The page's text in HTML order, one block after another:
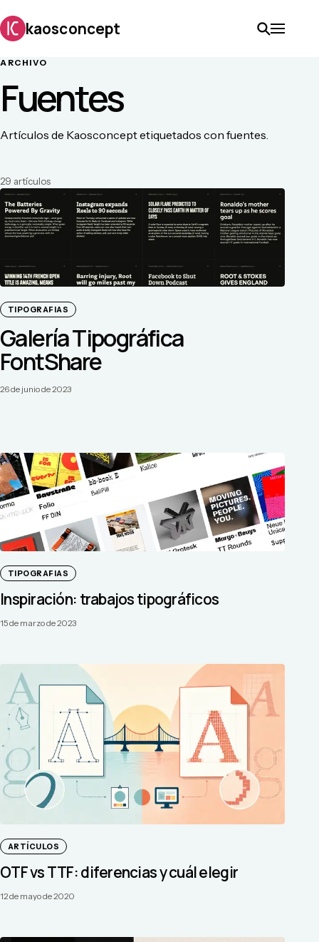
kaosconcept
ARCHIVO
Fuentes
Artículos de Kaosconcept etiquetados con fuentes.
29 artículos
TIPOGRAFIAS
Galería Tipográfica
FontShare
26 de junio de 2023
TIPOGRAFIAS
Inspiración: trabajos tipográficos
15 de marzo de 2023
ARTÍCULOS
OTF vs TTF: diferencias y cuál elegir
12 de mayo de 2020